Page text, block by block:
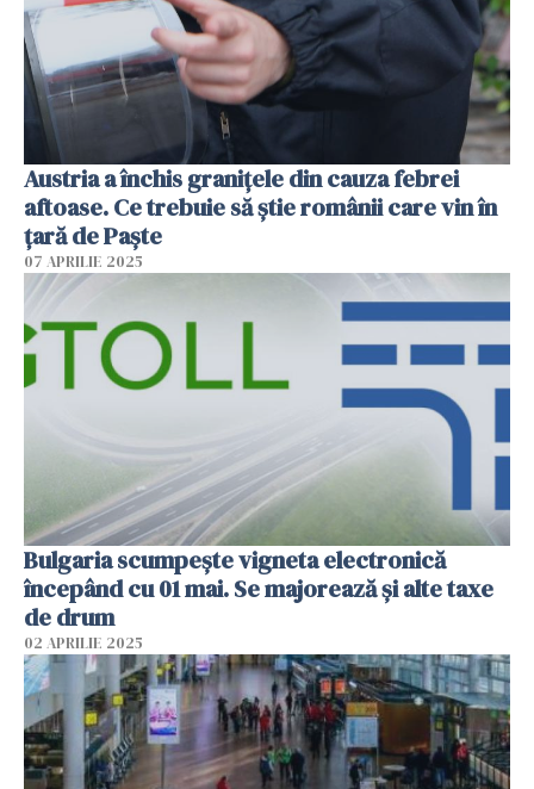
Austria a închis granițele din cauza febrei
aftoase. Ce trebuie să știe românii care vin în
țară de Paște
07 APRILIE 2025
Bulgaria scumpește vigneta electronică
începând cu 01 mai. Se majorează și alte taxe
de drum
02 APRILIE 2025